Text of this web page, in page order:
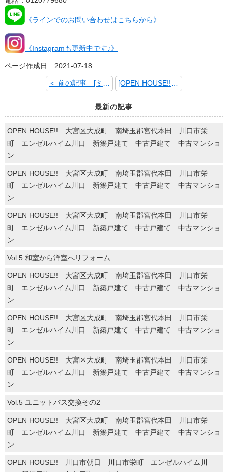
《ラインでのお問い合わせはこちらから》
《Instagramも更新中です♪》
ページ作成日 2021-07-18
最新の記事
OPEN HOUSE!! 大宮区大成町 南埼玉郡宮代本田 川口市栄
町 エンゼルハイム川口 新築戸建て 中古戸建て 中古マンショ
ン
OPEN HOUSE!! 大宮区大成町 南埼玉郡宮代本田 川口市栄
町 エンゼルハイム川口 新築戸建て 中古戸建て 中古マンショ
ン
OPEN HOUSE!! 大宮区大成町 南埼玉郡宮代本田 川口市栄
町 エンゼルハイム川口 新築戸建て 中古戸建て 中古マンショ
ン
Vol.5 和室から洋室へリフォーム
OPEN HOUSE!! 大宮区大成町 南埼玉郡宮代本田 川口市栄
町 エンゼルハイム川口 新築戸建て 中古戸建て 中古マンショ
ン
OPEN HOUSE!! 大宮区大成町 南埼玉郡宮代本田 川口市栄
町 エンゼルハイム川口 新築戸建て 中古戸建て 中古マンショ
ン
OPEN HOUSE!! 大宮区大成町 南埼玉郡宮代本田 川口市栄
町 エンゼルハイム川口 新築戸建て 中古戸建て 中古マンショ
ン
Vol.5 ユニットバス交換その2
OPEN HOUSE!! 大宮区大成町 南埼玉郡宮代本田 川口市栄
町 エンゼルハイム川口 新築戸建て 中古戸建て 中古マンショ
ン
OPEN HOUSE!! 川口市朝日 川口市栄町 エンゼルハイム川